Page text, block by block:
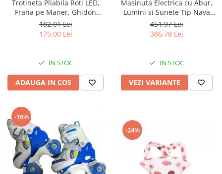
Trotineta Pliabila Roti LED,
Frana pe Maner, Ghidon
Reglabil - Roz
182,01 Lei
175,00 Lei
IN STOC
ADAUGA IN COS
Masinuta Electrica cu Abur,
Lumini si Sunete Tip Nava
Spatiala
451,97 Lei
386,78 Lei
IN STOC
VEZI VARIANTE
-16%
-24%